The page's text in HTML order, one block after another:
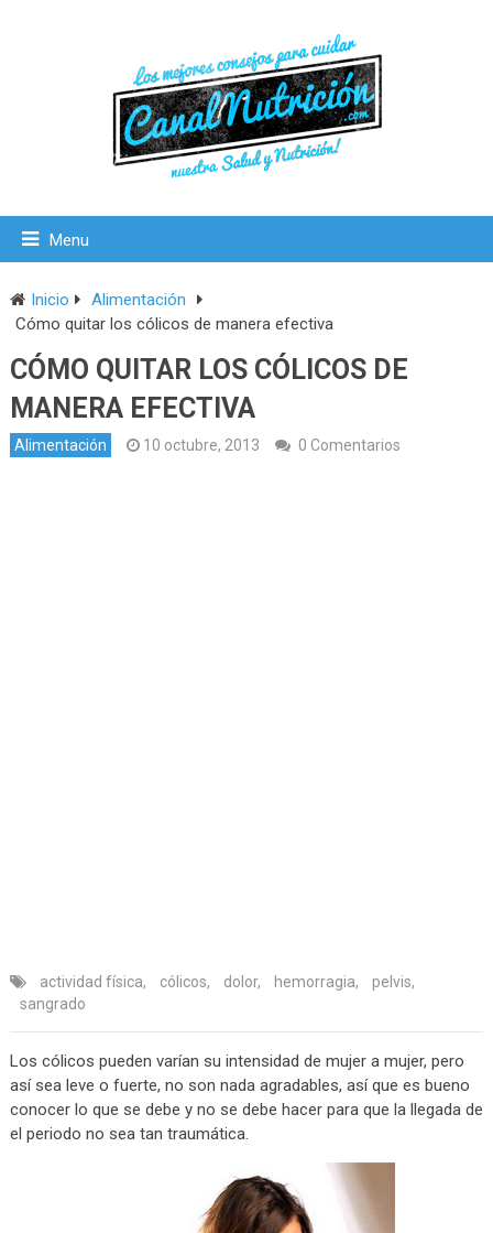
Menu
Inicio
Alimentación
Cómo quitar los cólicos de manera efectiva
CÓMO QUITAR LOS CÓLICOS DE
MANERA EFECTIVA
Alimentación 10 octubre, 2013 0 Comentarios
actividad física, cólicos, dolor, hemorragia, pelvis,
sangrado
Los cólicos pueden varían su intensidad de mujer a mujer, pero
así sea leve o fuerte, no son nada agradables, así que es bueno
conocer lo que se debe y no se debe hacer para que la llegada de
el periodo no sea tan traumática.